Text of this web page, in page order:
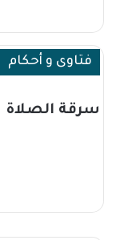
فتاوى و أحكام
سرقة الصلاة